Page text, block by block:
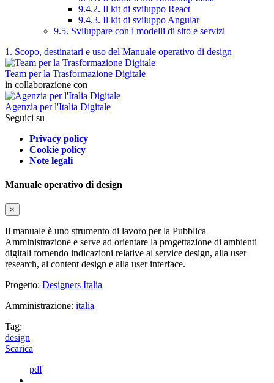
9.4.2. Il kit di sviluppo React
9.4.3. Il kit di sviluppo Angular
9.5. Sviluppare con i modelli di sito e servizi
1. Scopo, destinatari e uso del Manuale operativo di design
Team per la Trasformazione Digitale
in collaborazione con
Agenzia per l'Italia Digitale
Seguici su
Privacy policy
Cookie policy
Note legali
Manuale operativo di design
×
Il manuale è uno strumento di lavoro per la Pubblica
Amministrazione e serve ad orientare la progettazione di ambienti
digitali fornendo indicazioni relative al service design, alla user
research, al content design e alla user interface.
Progetto: Designers Italia
Amministrazione: italia
Tag:
design
Scarica
pdf